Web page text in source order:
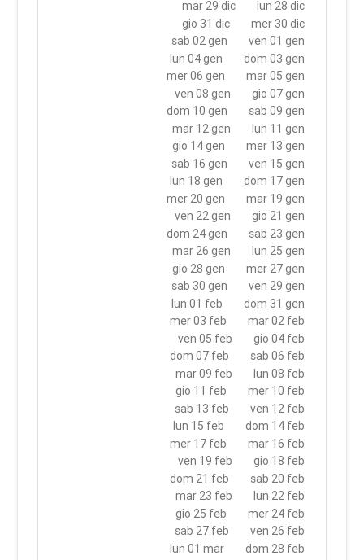
lun 28 dic
mar 29 dic
mer 30 dic
gio 31 dic
ven 01 gen
sab 02 gen
dom 03 gen
lun 04 gen
mar 05 gen
mer 06 gen
gio 07 gen
ven 08 gen
sab 09 gen
dom 10 gen
lun 11 gen
mar 12 gen
mer 13 gen
gio 14 gen
ven 15 gen
sab 16 gen
dom 17 gen
lun 18 gen
mar 19 gen
mer 20 gen
gio 21 gen
ven 22 gen
sab 23 gen
dom 24 gen
lun 25 gen
mar 26 gen
mer 27 gen
gio 28 gen
ven 29 gen
sab 30 gen
dom 31 gen
lun 01 feb
mar 02 feb
mer 03 feb
gio 04 feb
ven 05 feb
sab 06 feb
dom 07 feb
lun 08 feb
mar 09 feb
mer 10 feb
gio 11 feb
ven 12 feb
sab 13 feb
dom 14 feb
lun 15 feb
mar 16 feb
mer 17 feb
gio 18 feb
ven 19 feb
sab 20 feb
dom 21 feb
lun 22 feb
mar 23 feb
mer 24 feb
gio 25 feb
ven 26 feb
sab 27 feb
dom 28 feb
lun 01 mar